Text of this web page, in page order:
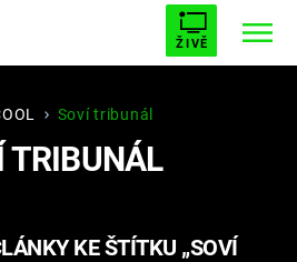
ŽIVĚ
BUFFY, PŘEMOŽITELKA UPÍRŮ
AVENGERS 5
Soví tribunál
TRIBUNÁL
KE ŠTÍTKU „SOVÍ